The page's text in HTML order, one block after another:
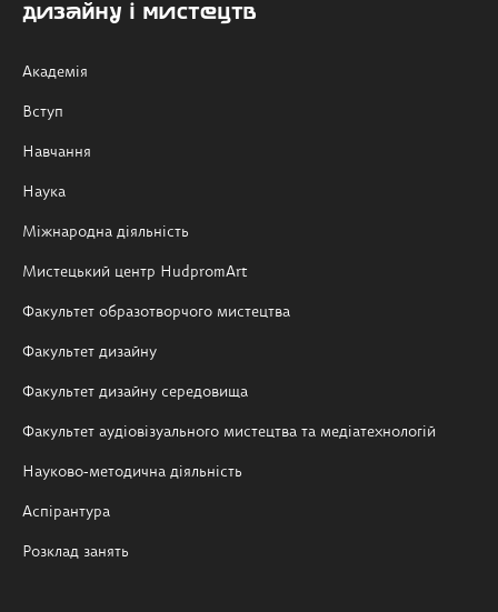
дизайну і мистецтв
Академія
Вступ
Навчання
Наука
Міжнародна діяльність
Мистецький центр HudpromArt
Факультет образотворчого мистецтва
Факультет дизайну
Факультет дизайну середовища
Факультет аудіовізуального мистецтва та медіатехнологій
Науково-методична діяльність
Аспірантура
Розклад занять